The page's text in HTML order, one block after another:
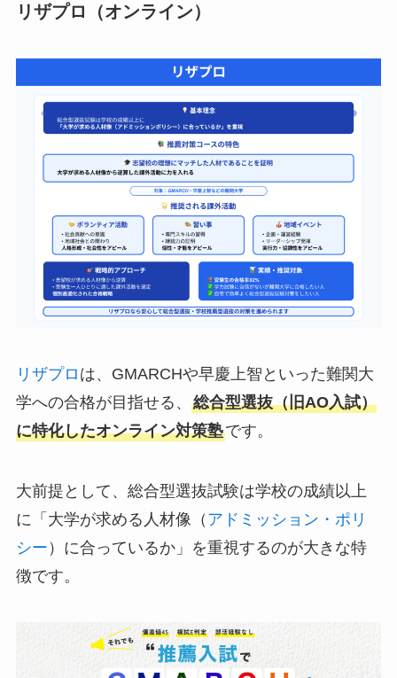
リザプロ（オンライン）
リザプロ は、GMARCHや早慶上智といった難関大
学への合格が目指せる、 総合型選抜（旧AO入試）
に特化したオンライン対策塾です。
大前提として、総合型選抜試験は学校の成績以上
に「大学が求める人材像（ アドミッション・ポリ
シー ）に合っているか」を重視するのが大きな特
徴です。